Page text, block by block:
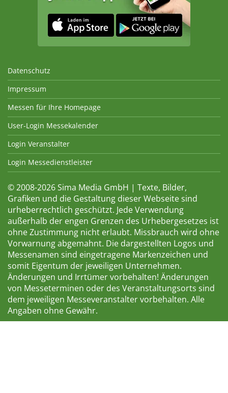
Datenschutz
Impressum
Messen für Ihre Homepage
User-Login Messekalender
Login Veranstalter
Login Messedienstleister
© 2008-2026 Sima Media GmbH | Texte, Bilder,
Grafiken und die Gestaltung dieser Webseite sind
urheberrechtlich geschützt. Jede Verwendung
außerhalb der engen Grenzen des Urhebergesetzes ist
ohne Zustimmung nicht erlaubt. Missbrauch wird ohne
Vorwarnung abgemahnt. Die dargestellten Logos und
Messenamen sind eingetragene Markenzeichen und
somit Eigentum der jeweiligen Unternehmen.
Änderungen und Irrtümer vorbehalten! Änderungen
von Messeterminen oder des Veranstaltungsorts sind
dem jeweiligen Messeveranstalter vorbehalten. Alle
Angaben ohne Gewähr.